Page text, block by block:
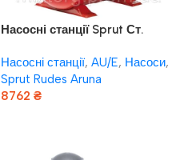
Насосні станції Sprut Ст.
Насосні станції, AU/E, Насоси,
Sprut Rudes Aruna
8762 ₴